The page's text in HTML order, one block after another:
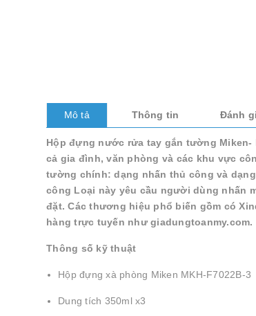
Mô tả Thông tin Đánh
Hộp đựng nước rửa tay gắn tường
cả gia đình, văn phòng và các khu vực
tường chính: dạng nhấn thủ công và
công Loại này yêu cầu người dùng nhấn
đặt. Các thương hiệu phổ biến gồm có
hàng trực tuyến như giadungtoanmy.com.
Thông số kỹ thuật
Hộp đựng xà phòng Miken MKH-F7022B-3
Dung tích 350ml x3